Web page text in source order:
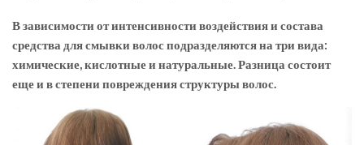
В зависимости от интенсивности воздействия и состава
средства для смывки волос подразделяются на три вида:
химические, кислотные и натуральные. Разница состоит
еще и в степени повреждения структуры волос.